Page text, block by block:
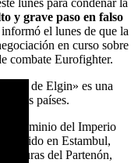
lunes para condenar la
y grave paso en falso
el lunes de que la
en curso sobre
combate Eurofighter.
de Elgin» es una
países.
el dominio del Imperio
Unido en Estambul,
del Partenón,